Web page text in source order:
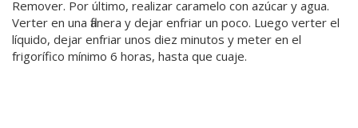
Remover. Por último, realizar caramelo con azúcar y agua.
Verter en una flanera y dejar enfriar un poco. Luego verter el
líquido, dejar enfriar unos diez minutos y meter en el
frigorífico mínimo 6 horas, hasta que cuaje.